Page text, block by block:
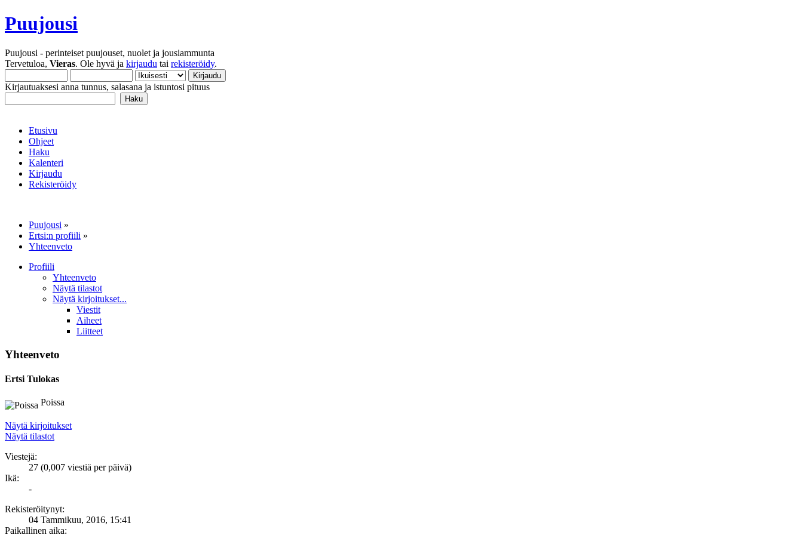
Puujousi
Puujousi - perinteiset puujouset, nuolet ja jousiammunta
Tervetuloa, Vieras. Ole hyvä ja kirjaudu tai rekisteröidy.
Kirjautuaksesi anna tunnus, salasana ja istuntosi pituus
Etusivu
Ohjeet
Haku
Kalenteri
Kirjaudu
Rekisteröidy
Puujousi »
Ertsi:n profiili »
Yhteenveto
Profiili
Yhteenveto
Näytä tilastot
Näytä kirjoitukset...
Viestit
Aiheet
Liitteet
Yhteenveto
Ertsi Tulokas
Poissa
Näytä kirjoitukset
Näytä tilastot
Viestejä:
27 (0,007 viestiä per päivä)
Ikä:
-
Rekisteröitynyt:
04 Tammikuu, 2016, 15:41
Paikallinen aika: